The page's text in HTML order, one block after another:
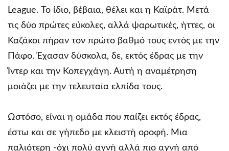
League. Το ίδιο, βέβαια, θέλει και η Καϊράτ. Μετά
τις δύο πρώτες εύκολες, αλλά ψαρωτικές, ήττες, οι
Καζάκοι πήραν τον πρώτο βαθμό τους εντός με την
Πάφο. Έχασαν δύσκολα, δε, εκτός έδρας με την
Ίντερ και την Κοπεγχάγη. Αυτή η αναμέτρηση
μοιάζει με την τελευταία ελπίδα τους.
Ωστόσο, είναι η ομάδα που παίζει εκτός έδρας,
έστω και σε γήπεδο με κλειστή οροφή. Μια
παλιότερη -όχι πολύ αγνή αλλά πιο αγνή από